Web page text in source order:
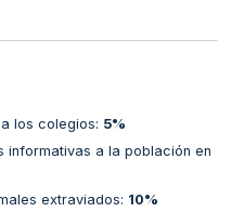
los colegios: 5%
informativas a la población en
extraviados: 10%